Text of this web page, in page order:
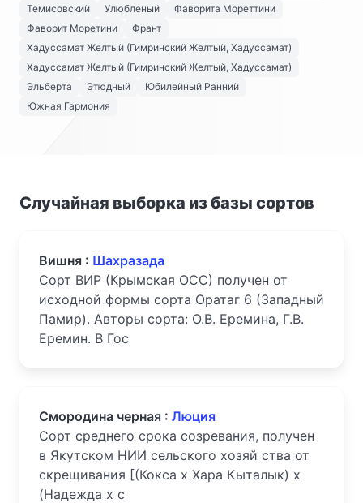
Темисовский
Улюбленый
Фаворита Мореттини
Фаворит Моретини
Франт
Хадуссамат Желтый (Гимринский Желтый, Хадуссамат)
Хадуссамат Желтый (Гимринский Желтый, Хадуссамат)
Эльберта
Этюдный
Юбилейный Ранний
Южная Гармония
Случайная выборка из базы сортов
Вишня : Шахразада
Сорт ВИР (Крымская ОСС) получен от
исходной формы сорта Оратаг 6 (Западный
Памир). Авторы сорта: О.В. Еремина, Г.В.
Еремин. В Гос
Смородина черная : Люция
Сорт среднего срока созревания, получен
в Якутском НИИ сельского хозяй ства от
скрещивания [(Кокса х Хара Кыталык) х
(Надежда х с